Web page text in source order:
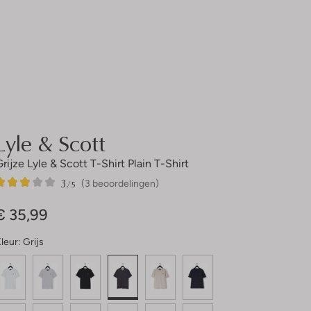
& Scott
Lyle & Scott T-Shirt Plain T-Shirt
(3 beoordelingen)
3/5
35,99
Grijs